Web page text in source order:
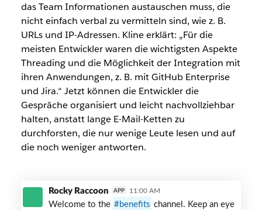
das Team Informationen austauschen muss, die
nicht einfach verbal zu vermitteln sind, wie z. B.
URLs und IP-Adressen. Kline erklärt: „Für die
meisten Entwickler waren die wichtigsten Aspekte
Threading und die Möglichkeit der Integration mit
ihren Anwendungen, z. B. mit GitHub Enterprise
und Jira.“ Jetzt können die Entwickler die
Gespräche organisiert und leicht nachvollziehbar
halten, anstatt lange E-Mail-Ketten zu
durchforsten, die nur wenige Leute lesen und auf
die noch weniger antworten.
Target
Engineering
Rocky Raccoon APP 11:00 AM
Welcome to the benefits channel. Keep an eye